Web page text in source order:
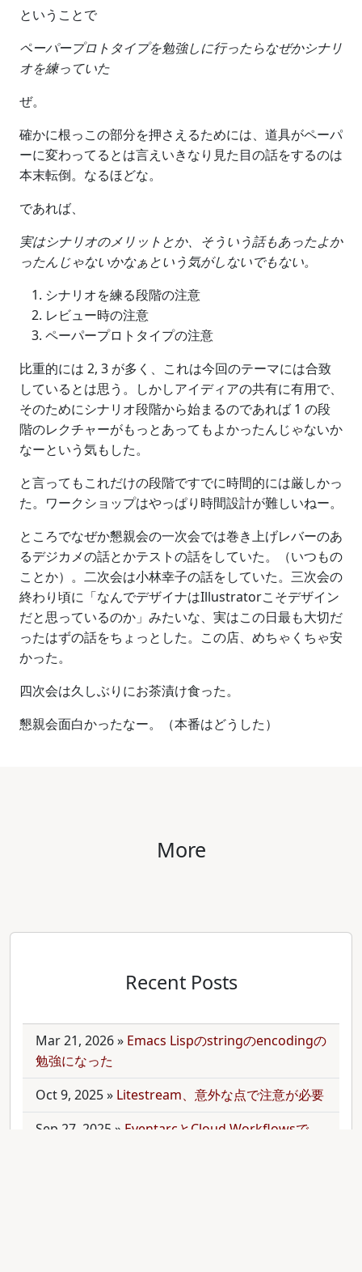
ということで
ペーパープロトタイプを勉強しに行ったらなぜかシナリ
オを練っていた
ぜ。
確かに根っこの部分を押さえるためには、道具がペーパ
ーに変わってるとは言えいきなり見た目の話をするのは
本末転倒。なるほどな。
であれば、
実はシナリオのメリットとか、そういう話もあったよか
ったんじゃないかなぁという気がしないでもない。
シナリオを練る段階の注意
レビュー時の注意
ペーパープロトタイプの注意
比重的には 2, 3 が多く、これは今回のテーマには合致
しているとは思う。しかしアイディアの共有に有用で、
そのためにシナリオ段階から始まるのであれば 1 の段
階のレクチャーがもっとあってもよかったんじゃないか
なーという気もした。
と言ってもこれだけの段階ですでに時間的には厳しかっ
た。ワークショップはやっぱり時間設計が難しいねー。
ところでなぜか懇親会の一次会では巻き上げレバーのあ
るデジカメの話とかテストの話をしていた。（いつもの
ことか）。二次会は小林幸子の話をしていた。三次会の
終わり頃に「なんでデザイナはIllustratorこそデザイン
だと思っているのか」みたいな、実はこの日最も大切だ
ったはずの話をちょっとした。この店、めちゃくちゃ安
かった。
四次会は久しぶりにお茶漬け食った。
懇親会面白かったなー。（本番はどうした）
More
Recent Posts
Mar 21, 2026» Emacs Lispのstringのencodingの
勉強になった
Oct 9, 2025» Litestream、意外な点で注意が必要
Sep 27, 2025 » EventarcとCloud Workflowsで